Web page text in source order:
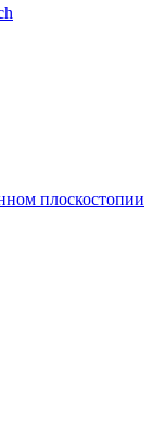
плоскостопии